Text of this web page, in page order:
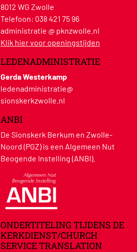
8012 WG Zwolle
Telefoon: 038 421 75 96
administratie @ pknzwolle.nl
Klik hier voor openingstijden
LEDENADMINISTRATIE
Gerda Westerkamp
ledenadministratie@
sionskerkzwolle.nl
ANBI
De Sionskerk Berkum en Zwolle-
Noord (PGZ) is een Algemeen Nut
Beogende Instelling (ANBI).
ONDERTITELING TIJDENS DE
KERKDIENST/CHURCH
SERVICE TRANSLATION